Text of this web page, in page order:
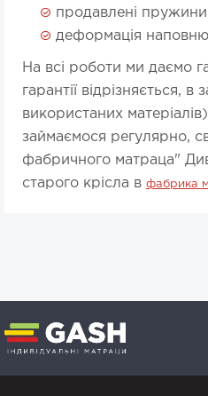
продавлені пружини
деформація
На всі роботи ми даємо
гарантії відрізняється, в
використаних
займаємося регулярно,
фабричного матраца"
старого крісла в фабрика